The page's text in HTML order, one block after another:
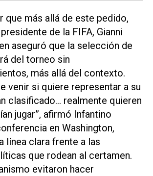
que más allá de este pedido,
de la FIFA, Gianni
aseguró que la selección de
del torneo sin
más allá del contexto.
venir si quiere representar a su
clasificado… realmente quieren
jugar”, afirmó Infantino
en Washington,
línea clara frente a las
que rodean al certamen.
evitaron hacer